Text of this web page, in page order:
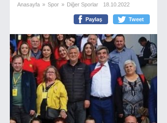
Anasayfa » Spor » Diğer Sporlar 18.10.2022
Paylaş Tweet